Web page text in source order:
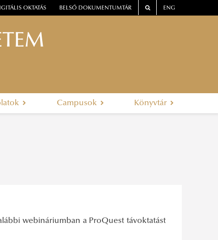
OKTATÁS BELSŐ DOKUMENTUMTÁR ENG
Campusok Könyvtár
webináriumban a ProQuest távoktatást